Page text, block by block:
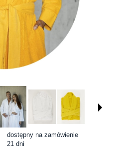
dostępny na zamówienie
21 dni